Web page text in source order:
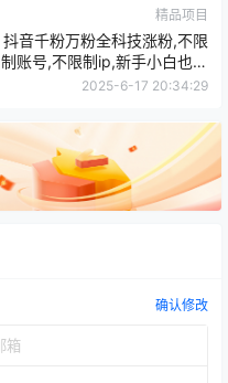
精品项目
抖音千粉万粉全科技涨粉,不限
制账号,不限制ip,新手小白也会
的简单项目,…
2025-6-17 20:34:29
确认修改